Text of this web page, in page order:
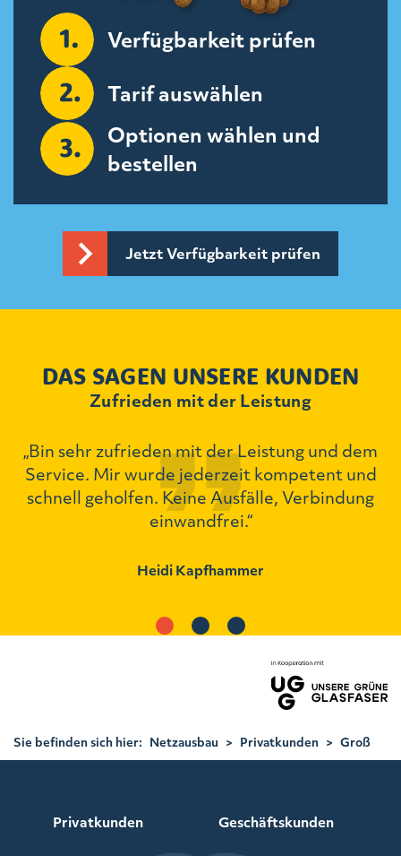
Verfügbarkeit prüfen
Tarif auswählen
Optionen wählen und
bestellen
Jetzt Verfügbarkeit prüfen
DAS SAGEN UNSERE KUNDEN
Zufrieden mit der Leistung
„Bin sehr zufrieden mit der Leistung und dem
Service. Mir wurde jederzeit kompetent und
schnell geholfen. Keine Ausfälle, Verbindung
einwandfrei.“
Heidi Kapfhammer
Sie befinden sich hier: Netzausbau > Privatkunden > Groß
Privatkunden Geschäftskunden